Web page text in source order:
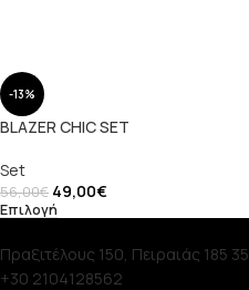
-13%
BLAZER CHIC SET
Set
56,00€ 49,00€
Επιλογή
Πραξιτέλους 150, Πειραιάς 185 35
+30 2104128562